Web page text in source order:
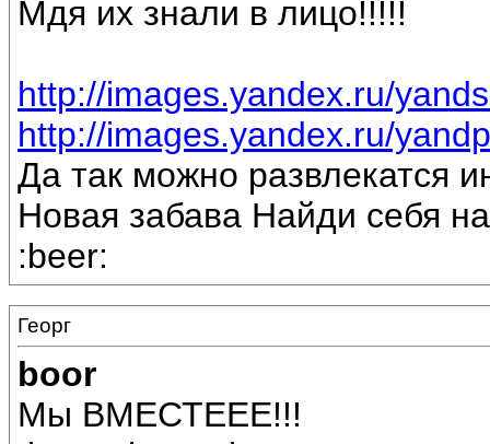
Мдя их знали в лицо!!!!!
http://images.yandex.ru/
http://images.yandex.ru/
Да так можно развлекатся
Новая забава Найди себя
:beer:
Георг
boor
Мы ВМЕСТЕЕЕ!!!